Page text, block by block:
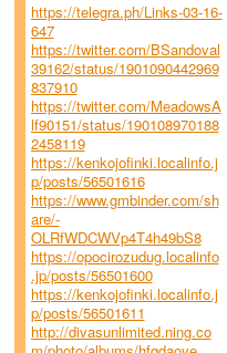
https://telegra.ph/Links-03-16-
647
https://twitter.com/BSandoval
39162/status/1901090442969
837910
https://twitter.com/MeadowsA
lf90151/status/190108970188
2458119
https://kenkojofinki.localinfo.j
p/posts/56501616
https://www.gmbinder.com/sh
are/-
OLRfWDCWVp4T4h49bS8
https://opocirozudug.localinfo
.jp/posts/56501600
https://kenkojofinki.localinfo.j
p/posts/56501611
http://divasunlimited.ning.co